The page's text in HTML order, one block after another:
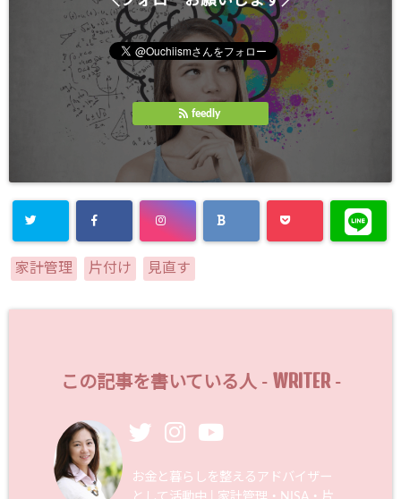
feedly
家計管理 片付け 見直す
この記事を書いている人 - WRITER-
お金と暮らしを整えるアドバイザー